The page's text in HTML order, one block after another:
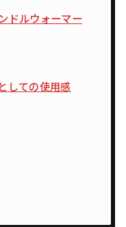
ドルウォーマー
しての使用感